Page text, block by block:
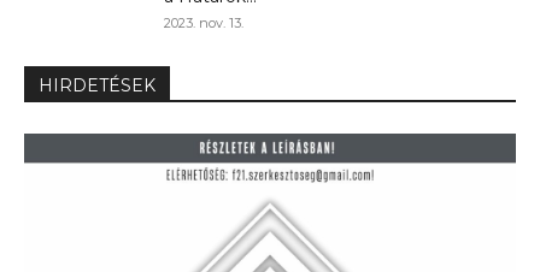
2023. nov. 13.
HIRDETÉSEK